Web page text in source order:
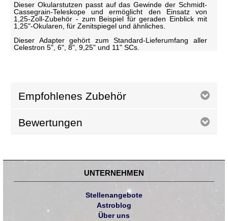
Dieser Okularstutzen passt auf das Gewinde der Schmidt-
Cassegrain-Teleskope und ermöglicht den Einsatz von
1,25-Zoll-Zubehör - zum Beispiel für geraden Einblick mit
1,25"-Okularen, für Zenitspiegel und ähnliches.
Dieser Adapter gehört zum Standard-Lieferumfang aller
Celestron 5", 6", 8", 9,25" und 11" SCs.
Empfohlenes Zubehör
Bewertungen
UNTERNEHMEN
Stellenangebote
Astroblog
Über uns